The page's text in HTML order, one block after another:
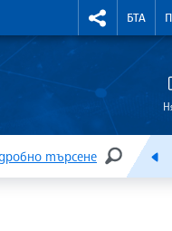
БТА
търсене
ТЪРСЕНЕ